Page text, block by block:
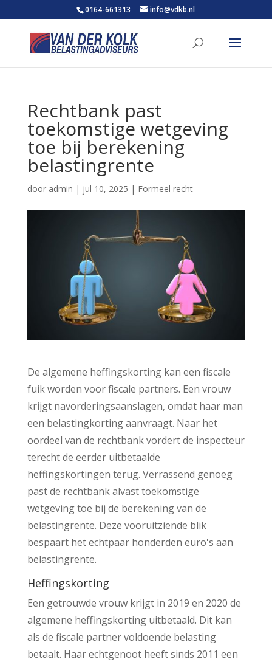
0164-661313 info@vdkb.nl
Rechtbank past
toekomstige wetgeving
toe bij berekening
belastingrente
door admin | jul 10, 2025 | Formeel recht
De algemene heffingskorting kan een fiscale
fuik worden voor fiscale partners. Een vrouw
krijgt navorderingsaanslagen, omdat haar man
een belastingkorting aanvraagt. Naar het
oordeel van de rechtbank vordert de inspecteur
terecht de eerder uitbetaalde
heffingskortingen terug. Verrassend genoeg
past de rechtbank alvast toekomstige
wetgeving toe bij de berekening van de
belastingrente. Deze vooruitziende blik
bespaart het echtpaar honderden euro's aan
belastingrente.
Heffingskorting
Een getrouwde vrouw krijgt in 2019 en 2020 de
algemene heffingskorting uitbetaald. Dit kan
als de fiscale partner voldoende belasting
betaalt. Haar echtgenoot heeft sinds 2011 een